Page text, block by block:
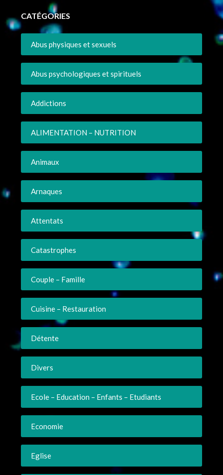
CATÉGORIES
Abus physiques et sexuels
Abus psychologiques et spirituels
Addictions
ALIMENTATION – NUTRITION
Animaux
Arnaques
Attentats
Catastrophes
Couple – Famille
Cuisine – Restauration
Détente
Divers
Ecole – Education – Enfants – Etudiants
Economie
Eglise